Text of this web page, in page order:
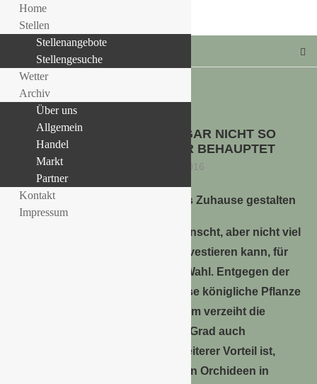
ORCHIDEENPFLEGE – GAR NICHT SO
AUFWENDIG WIE IMMER BEHAUPTET
26. September 2016
Ohne grünen Daumen ein grünes Zuhause gestalten
Wer sich ein grünes Zuhause wünscht, aber nicht viel
Zeit in die Pflege von Pflanzen investieren kann, für
den sind Orchideen die richtige Wahl. Entgegen der
weitverbreiteten Meinung, ist diese königliche Pflanze
sehr einfach zu pflegen. Außerdem verzeiht die
Orchidee bis zu einem gewissen Grad auch
vernachlässigt zu werden. Ein weiterer Vorteil ist,
dass es mehr als 25.000 Arten von Orchideen in
Home
Stellen
Stellenangebote
Stellengesuche
Wetter
Archiv
Über uns
Allgemein
Handel
Markt
Partner
Kontakt
Impressum